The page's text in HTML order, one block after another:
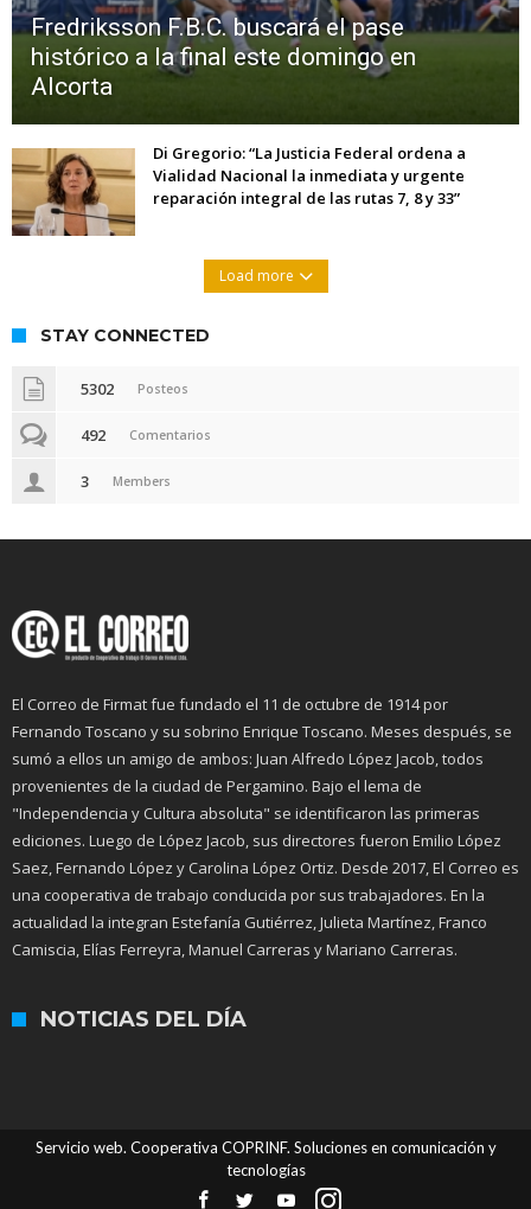
Fredriksson F.B.C. buscará el pase
histórico a la final este domingo en
Alcorta
Di Gregorio: “La Justicia Federal ordena a
Vialidad Nacional la inmediata y urgente
reparación integral de las rutas 7, 8 y 33”
Load more
STAY CONNECTED
5302 Posteos
492 Comentarios
3 Members
El Correo de Firmat fue fundado el 11 de octubre de 1914 por
Fernando Toscano y su sobrino Enrique Toscano. Meses después, se
sumó a ellos un amigo de ambos: Juan Alfredo López Jacob, todos
provenientes de la ciudad de Pergamino. Bajo el lema de
"Independencia y Cultura absoluta" se identificaron las primeras
ediciones. Luego de López Jacob, sus directores fueron Emilio López
Saez, Fernando López y Carolina López Ortiz. Desde 2017, El Correo es
una cooperativa de trabajo conducida por sus trabajadores. En la
actualidad la integran Estefanía Gutiérrez, Julieta Martínez, Franco
Camiscia, Elías Ferreyra, Manuel Carreras y Mariano Carreras.
NOTICIAS DEL DÍA
Servicio web. Cooperativa COPRINF. Soluciones en comunicación y
tecnologías